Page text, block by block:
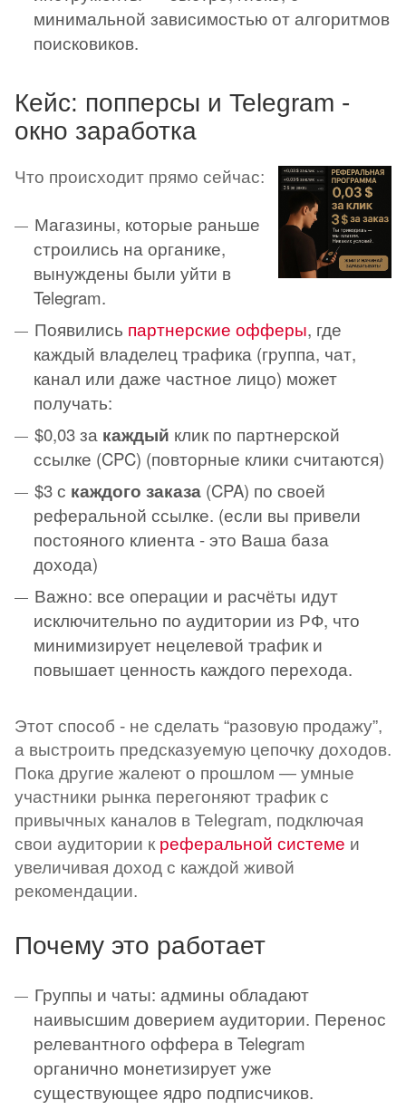
минимальной зависимостью от алгоритмов
поисковиков.
Кейс: попперсы и Telegram -
окно заработка
Что происходит прямо сейчас:
Магазины, которые раньше
строились на органике,
вынуждены были уйти в
Telegram.
Появились партнерские офферы, где
каждый владелец трафика (группа, чат,
канал или даже частное лицо) может
получать:
$0,03 за каждый клик по партнерской
ссылке (CPC) (повторные клики считаются)
$3 с каждого заказа (CPA) по своей
реферальной ссылке. (если вы привели
постояного клиента - это Ваша база
дохода)
Важно: все операции и расчёты идут
исключительно по аудитории из РФ, что
минимизирует нецелевой трафик и
повышает ценность каждого перехода.
Этот способ - не сделать “разовую продажу”,
а выстроить предсказуемую цепочку доходов.
Пока другие жалеют о прошлом — умные
участники рынка перегоняют трафик с
привычных каналов в Telegram, подключая
свои аудитории к реферальной системе и
увеличивая доход с каждой живой
рекомендации.
Почему это работает
Группы и чаты: админы обладают
наивысшим доверием аудитории. Перенос
релевантного оффера в Telegram
органично монетизирует уже
существующее ядро подписчиков.